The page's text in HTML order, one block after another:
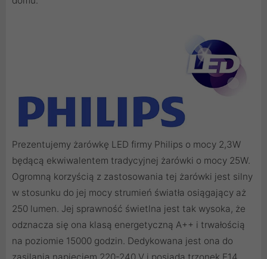
Prezentujemy żarówkę LED firmy Philips o mocy 2,3W
będącą ekwiwalentem tradycyjnej żarówki o mocy 25W.
Ogromną korzyścią z zastosowania tej żarówki jest silny
w stosunku do jej mocy strumień światła osiągający aż
250 lumen. Jej sprawność świetlna jest tak wysoka, że
odznacza się ona klasą energetyczną A++ i trwałością
na poziomie 15000 godzin. Dedykowana jest ona do